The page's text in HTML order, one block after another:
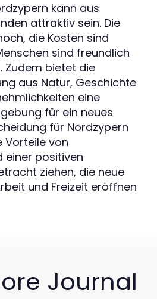
kann aus
attraktiv sein. Die
die Kosten sind
sind freundlich
Zudem bietet die
aus Natur, Geschichte
eine
für ein neues
für Nordzypern
Vorteile von
einer positiven
ziehen, die neue
und Freizeit eröffnen
Journal